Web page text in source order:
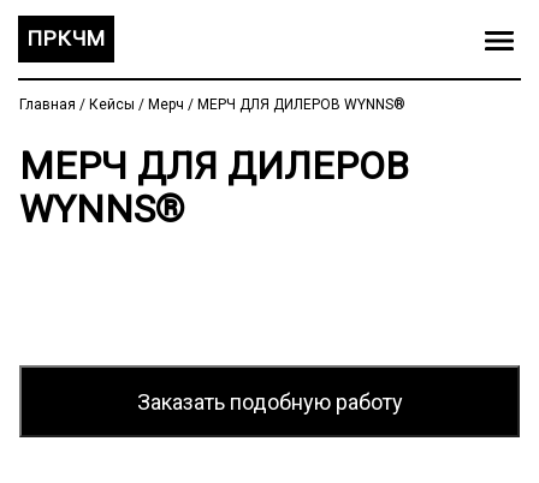
ПРКЧМ
Главная / Кейсы / Мерч / МЕРЧ ДЛЯ ДИЛЕРОВ WYNNS®
Заказать подобную работу
МЕРЧ ДЛЯ ДИЛЕРОВ
WYNNS®